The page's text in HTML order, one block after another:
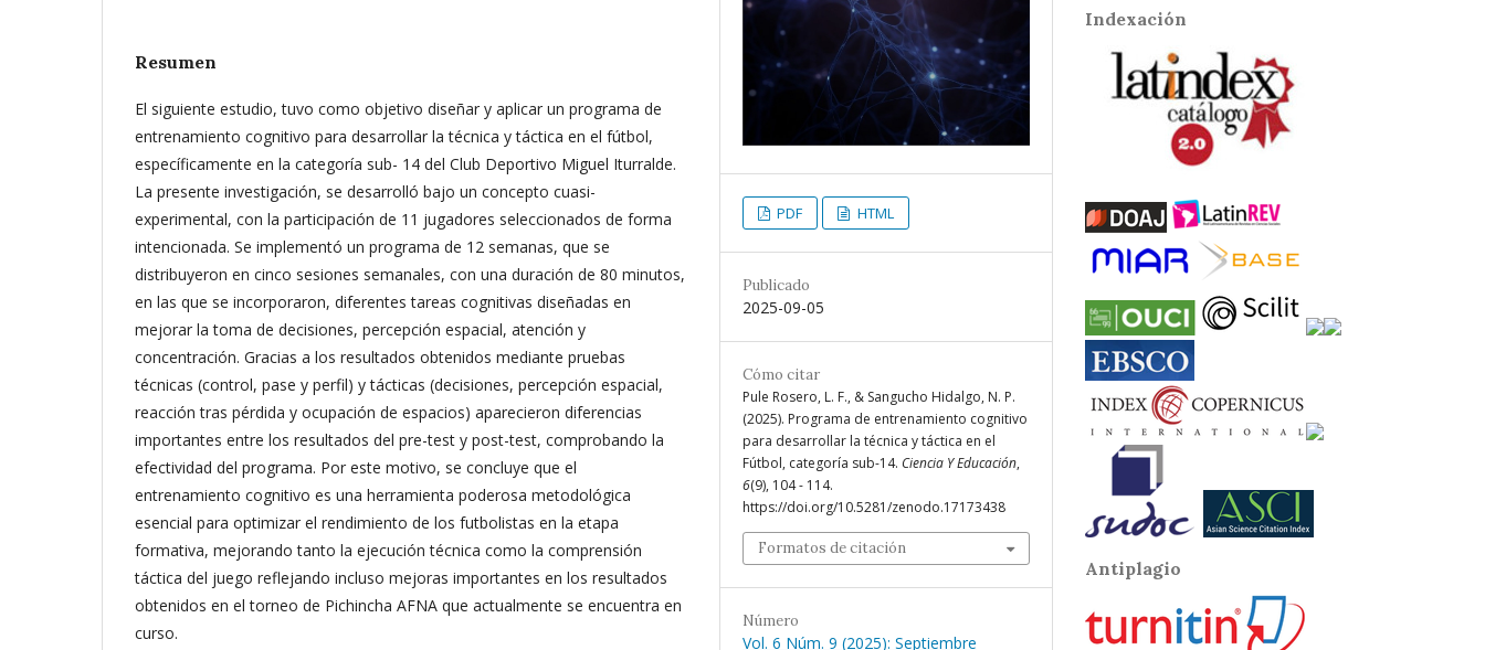
Resumen
El siguiente estudio, tuvo como objetivo diseñar y aplicar un programa de
entrenamiento cognitivo para desarrollar la técnica y táctica en el fútbol,
específicamente en la categoría sub- 14 del Club Deportivo Miguel Iturralde.
La presente investigación, se desarrolló bajo un concepto cuasi-
experimental, con la participación de 11 jugadores seleccionados de forma
intencionada. Se implementó un programa de 12 semanas, que se
distribuyeron en cinco sesiones semanales, con una duración de 80 minutos,
en las que se incorporaron, diferentes tareas cognitivas diseñadas en
mejorar la toma de decisiones, percepción espacial, atención y
concentración. Gracias a los resultados obtenidos mediante pruebas
técnicas (control, pase y perfil) y tácticas (decisiones, percepción espacial,
reacción tras pérdida y ocupación de espacios) aparecieron diferencias
importantes entre los resultados del pre-test y post-test, comprobando la
efectividad del programa. Por este motivo, se concluye que el
entrenamiento cognitivo es una herramienta poderosa metodológica
esencial para optimizar el rendimiento de los futbolistas en la etapa
formativa, mejorando tanto la ejecución técnica como la comprensión
táctica del juego reflejando incluso mejoras importantes en los resultados
obtenidos en el torneo de Pichincha AFNA que actualmente se encuentra en
curso.
PDF HTML
Publicado
2025-09-05
Cómo citar
Pule Rosero, L. F., & Sangucho Hidalgo, N. P.
(2025). Programa de entrenamiento cognitivo
para desarrollar la técnica y táctica en el
Fútbol, categoría sub-14. Ciencia Y Educación,
6(9), 104 - 114.
https://doi.org/10.5281/zenodo.17173438
Formatos de citación
Número
Vol. 6 Núm. 9 (2025): Septiembre
Indexación
Antiplagio